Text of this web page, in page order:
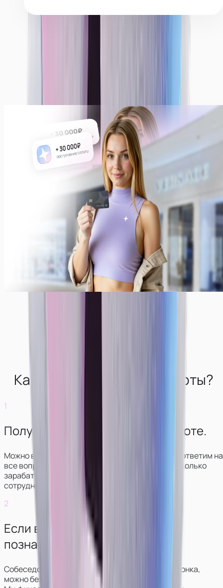
Почему выбирают нас
Платим всегда ежедневно!
Ежедневные выплаты — наша стандартная система
выплат. Вы также можете получать деньги раз в
неделю или месяц. Просто укажите, как было бы
комфортно вам — мы сделаем все, чтобы
предоставить вам лучшие условия!
Примеры заработков
Как выглядит начало работы?
1
Получите консультацию по работе.
Можно в чате или звонке. Мы свяжемся с вами, ответим на
все вопросы, покажем, как выглядит работа и сколько
зарабатывают модели в разных вариантах
сотрудничества.
2
Если всё понравится —
познакомитесь с куратором.
Собеседование обычно проходит в формате звонка,
можно без видео.